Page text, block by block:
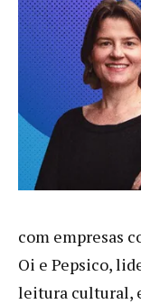
com empresas
Oi e Pepsico,
leitura cultural,